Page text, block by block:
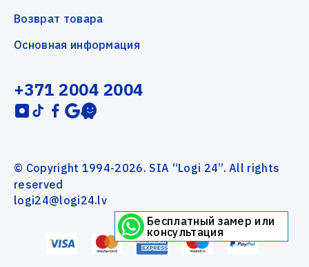
Возврат товара
Основная информация
+371 2004 2004
© Copyright 1994-2026. SIA “Logi 24”. All rights
reserved
logi24@logi24.lv
Бесплатный замер или
консультация